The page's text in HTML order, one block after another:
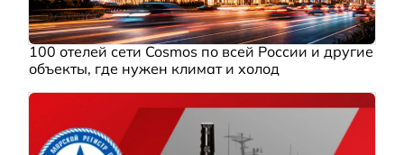
100 отелей сети Cosmos по всей России и другие
объекты, где нужен климат и холод